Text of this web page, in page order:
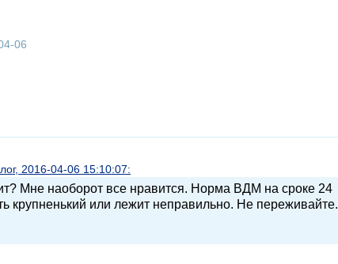
06
2016-04-06 15:10:07:
Мне наоборот все нравится. Норма ВДМ на сроке 24
крупненький или лежит неправильно. Не переживайте.